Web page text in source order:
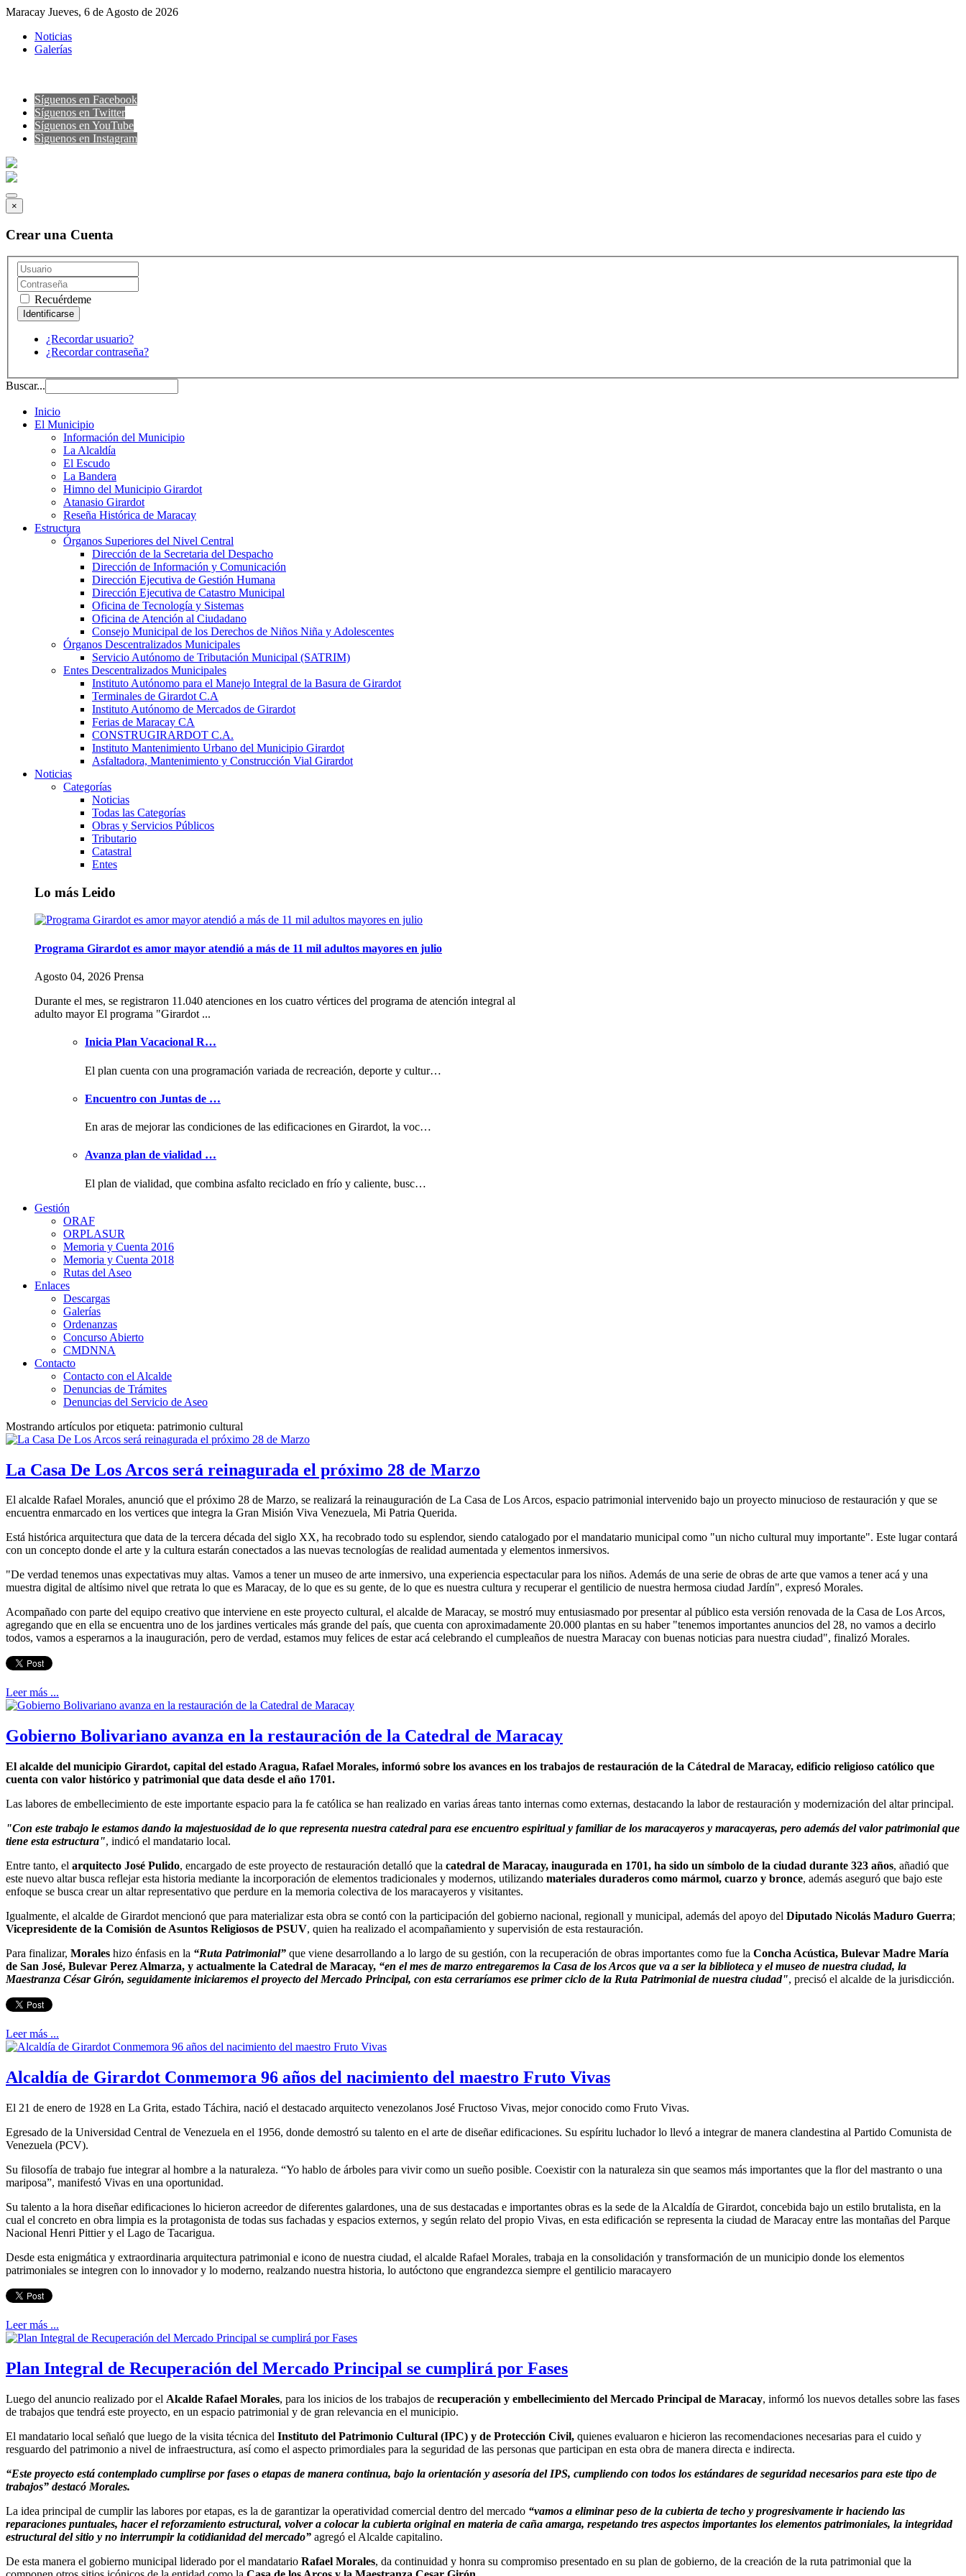
Maracay Jueves, 6 de Agosto de 2026
Noticias
Galerías
Síguenos en Facebook
Síguenos en Twitter
Síguenos en YouTube
Sìguenos en Instagram
×
Crear una Cuenta
Recuérdeme
¿Recordar usuario?
¿Recordar contraseña?
Buscar...
Inicio
El Municipio
Información del Municipio
La Alcaldía
El Escudo
La Bandera
Himno del Municipio Girardot
Atanasio Girardot
Reseña Histórica de Maracay
Estructura
Órganos Superiores del Nivel Central
Dirección de la Secretaria del Despacho
Dirección de Información y Comunicación
Dirección Ejecutiva de Gestión Humana
Dirección Ejecutiva de Catastro Municipal
Oficina de Tecnología y Sistemas
Oficina de Atención al Ciudadano
Consejo Municipal de los Derechos de Niños Niña y Adolescentes
Órganos Descentralizados Municipales
Servicio Autónomo de Tributación Municipal (SATRIM)
Entes Descentralizados Municipales
Instituto Autónomo para el Manejo Integral de la Basura de Girardot
Terminales de Girardot C.A
Instituto Autónomo de Mercados de Girardot
Ferias de Maracay CA
CONSTRUGIRARDOT C.A.
Instituto Mantenimiento Urbano del Municipio Girardot
Asfaltadora, Mantenimiento y Construcción Vial Girardot
Noticias
Categorías
Noticias
Todas las Categorías
Obras y Servicios Públicos
Tributario
Catastral
Entes
Lo más Leido
Programa Girardot es amor mayor atendió a más de 11 mil adultos mayores en julio
Agosto 04, 2026 Prensa
Durante el mes, se registraron 11.040 atenciones en los cuatro vértices del programa de atención integral al
adulto mayor El programa "Girardot ...
Inicia Plan Vacacional R…
El plan cuenta con una programación variada de recreación, deporte y cultur…
Encuentro con Juntas de …
En aras de mejorar las condiciones de las edificaciones en Girardot, la voc…
Avanza plan de vialidad …
El plan de vialidad, que combina asfalto reciclado en frío y caliente, busc…
Gestión
ORAF
ORPLASUR
Memoria y Cuenta 2016
Memoria y Cuenta 2018
Rutas del Aseo
Enlaces
Descargas
Galerías
Ordenanzas
Concurso Abierto
CMDNNA
Contacto
Contacto con el Alcalde
Denuncias de Trámites
Denuncias del Servicio de Aseo
Mostrando artículos por etiqueta: patrimonio cultural
La Casa De Los Arcos será reinagurada el próximo 28 de Marzo
El alcalde Rafael Morales, anunció que el próximo 28 de Marzo, se realizará la reinauguración de La Casa de Los Arcos, espacio patrimonial intervenido bajo un proyecto minucioso de restauración y que se
encuentra enmarcado en los vertices que integra la Gran Misión Viva Venezuela, Mi Patria Querida.
Está histórica arquitectura que data de la tercera década del siglo XX, ha recobrado todo su esplendor, siendo catalogado por el mandatario municipal como "un nicho cultural muy importante". Este lugar contará
con un concepto donde el arte y la cultura estarán conectados a las nuevas tecnologías de realidad aumentada y elementos inmersivos.
"De verdad tenemos unas expectativas muy altas. Vamos a tener un museo de arte inmersivo, una experiencia espectacular para los niños. Además de una serie de obras de arte que vamos a tener acá y una
muestra digital de altísimo nivel que retrata lo que es Maracay, de lo que es su gente, de lo que es nuestra cultura y recuperar el gentilicio de nuestra hermosa ciudad Jardín", expresó Morales.
Acompañado con parte del equipo creativo que interviene en este proyecto cultural, el alcalde de Maracay, se mostró muy entusiasmado por presentar al público esta versión renovada de la Casa de Los Arcos,
agregando que en ella se encuentra uno de los jardines verticales más grande del país, que cuenta con aproximadamente 20.000 plantas en su haber "tenemos importantes anuncios del 28, no vamos a decirlo
todos, vamos a esperarnos a la inauguración, pero de verdad, estamos muy felices de estar acá celebrando el cumpleaños de nuestra Maracay con buenas noticias para nuestra ciudad", finalizó Morales.
Leer más ...
Gobierno Bolivariano avanza en la restauración de la Catedral de Maracay
El alcalde del municipio Girardot, capital del estado Aragua, Rafael Morales, informó sobre los avances en los trabajos de restauración de la Cátedral de Maracay, edificio religioso católico que
cuenta con valor histórico y patrimonial que data desde el año 1701.
Las labores de embellecimiento de este importante espacio para la fe católica se han realizado en varias áreas tanto internas como externas, destacando la labor de restauración y modernización del altar principal.
"Con este trabajo le estamos dando la majestuosidad de lo que representa nuestra catedral para ese encuentro espiritual y familiar de los maracayeros y maracayeras, pero además del valor patrimonial que
tiene esta estructura", indicó el mandatario local.
Entre tanto, el arquitecto José Pulido, encargado de este proyecto de restauración detalló que la catedral de Maracay, inaugurada en 1701, ha sido un símbolo de la ciudad durante 323 años, añadió que
este nuevo altar busca reflejar esta historia mediante la incorporación de elementos tradicionales y modernos, utilizando materiales duraderos como mármol, cuarzo y bronce, además aseguró que bajo este
enfoque se busca crear un altar representativo que perdure en la memoria colectiva de los maracayeros y visitantes.
Igualmente, el alcalde de Girardot mencionó que para materializar esta obra se contó con la participación del gobierno nacional, regionall y municipal, además del apoyo del Diputado Nicolás Maduro Guerra;
Vicepresidente de la Comisión de Asuntos Religiosos de PSUV, quien ha realizado el acompañamiento y supervisión de esta restauración.
Para finalizar, Morales hizo énfasis en la “Ruta Patrimonial” que viene desarrollando a lo largo de su gestión, con la recuperación de obras importantes como fue la Concha Acústica, Bulevar Madre María
de San José, Bulevar Perez Almarza, y actualmente la Catedral de Maracay, “en el mes de marzo entregaremos la Casa de los Arcos que va a ser la biblioteca y el museo de nuestra ciudad, la
Maestranza César Girón, seguidamente iniciaremos el proyecto del Mercado Principal, con esta cerraríamos ese primer ciclo de la Ruta Patrimonial de nuestra ciudad", precisó el alcalde de la jurisdicción.
Leer más ...
Alcaldía de Girardot Conmemora 96 años del nacimiento del maestro Fruto Vivas
El 21 de enero de 1928 en La Grita, estado Táchira, nació el destacado arquitecto venezolanos José Fructoso Vivas, mejor conocido como Fruto Vivas.
Egresado de la Universidad Central de Venezuela en el 1956, donde demostró su talento en el arte de diseñar edificaciones. Su espíritu luchador lo llevó a integrar de manera clandestina al Partido Comunista de
Venezuela (PCV).
Su filosofía de trabajo fue integrar al hombre a la naturaleza. “Yo hablo de árboles para vivir como un sueño posible. Coexistir con la naturaleza sin que seamos más importantes que la flor del mastranto o una
mariposa”, manifestó Vivas en una oportunidad.
Su talento a la hora diseñar edificaciones lo hicieron acreedor de diferentes galardones, una de sus destacadas e importantes obras es la sede de la Alcaldía de Girardot, concebida bajo un estilo brutalista, en la
cual el concreto en obra limpia es la protagonista de todas sus fachadas y espacios externos, y según relato del propio Vivas, en esta edificación se representa la ciudad de Maracay entre las montañas del Parque
Nacional Henri Pittier y el Lago de Tacarigua.
Desde esta enigmática y extraordinaria arquitectura patrimonial e icono de nuestra ciudad, el alcalde Rafael Morales, trabaja en la consolidación y transformación de un municipio donde los elementos
patrimoniales se integren con lo innovador y lo moderno, realzando nuestra historia, lo autóctono que engrandezca siempre el gentilicio maracayero
Leer más ...
Plan Integral de Recuperación del Mercado Principal se cumplirá por Fases
Luego del anuncio realizado por el Alcalde Rafael Morales, para los inicios de los trabajos de recuperación y embellecimiento del Mercado Principal de Maracay, informó los nuevos detalles sobre las fases
de trabajos que tendrá este proyecto, en un espacio patrimonial y de gran relevancia en el municipio.
El mandatario local señaló que luego de la visita técnica del Instituto del Patrimonio Cultural (IPC) y de Protección Civil, quienes evaluaron e hicieron las recomendaciones necesarias para el cuido y
resguardo del patrimonio a nivel de infraestructura, así como el aspecto primordiales para la seguridad de las personas que participan en esta obra de manera directa e indirecta.
“Este proyecto está contemplado cumplirse por fases o etapas de manera continua, bajo la orientación y asesoría del IPS, cumpliendo con todos los estándares de seguridad necesarios para este tipo de
trabajos” destacó Morales.
La idea principal de cumplir las labores por etapas, es la de garantizar la operatividad comercial dentro del mercado “vamos a eliminar peso de la cubierta de techo y progresivamente ir haciendo las
reparaciones puntuales, hacer el reforzamiento estructural, volver a colocar la cubierta original en materia de caña amarga, respetando tres aspectos importantes los elementos patrimoniales, la integridad
estructural del sitio y no interrumpir la cotidianidad del mercado” agregó el Alcalde capitalino.
De esta manera el gobierno municipal liderado por el mandatario Rafael Morales, da continuidad y honra su compromiso presentado en su plan de gobierno, de la creación de la ruta patrimonial que la